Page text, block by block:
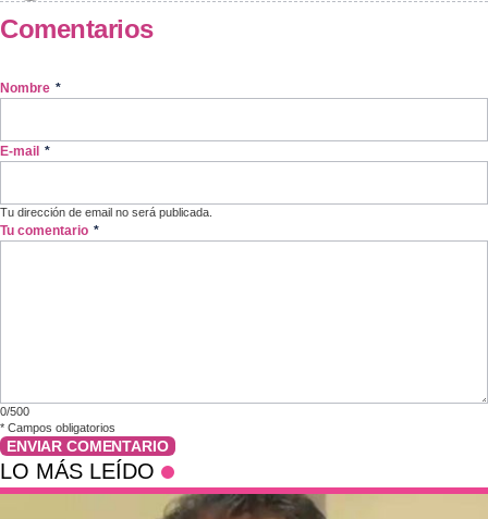
Comentarios
Nombre *
E-mail *
Tu dirección de email no será publicada.
Tu comentario *
0/500
* Campos obligatorios
ENVIAR COMENTARIO
LO MÁS LEÍDO